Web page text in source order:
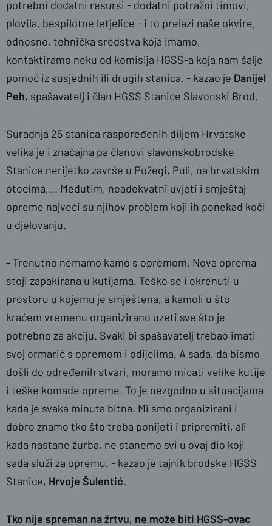
potrebni dodatni resursi - dodatni potražni timovi,
plovila, bespilotne letjelice - i to prelazi naše okvire,
odnosno, tehnička sredstva koja imamo,
kontaktiramo neku od komisija HGSS-a koja nam šalje
pomoć iz susjednih ili drugih stanica. - kazao je Danijel
Peh, spašavatelj i član HGSS Stanice Slavonski Brod.
Suradnja 25 stanica raspoređenih diljem Hrvatske
velika je i značajna pa članovi slavonskobrodske
Stanice nerijetko završe u Požegi, Puli, na hrvatskim
otocima,... Međutim, neadekvatni uvjeti i smještaj
opreme najveći su njihov problem koji ih ponekad koči
u djelovanju.
- Trenutno nemamo kamo s opremom. Nova oprema
stoji zapakirana u kutijama. Teško se i okrenuti u
prostoru u kojemu je smještena, a kamoli u što
kraćem vremenu organizirano uzeti sve što je
potrebno za akciju. Svaki bi spašavatelj trebao imati
svoj ormarić s opremom i odijelima. A sada, da bismo
došli do određenih stvari, moramo micati velike kutije
i teške komade opreme. To je nezgodno u situacijama
kada je svaka minuta bitna. Mi smo organizirani i
dobro znamo tko što treba ponijeti i pripremiti, ali
kada nastane žurba, ne stanemo svi u ovaj dio koji
sada služi za opremu. - kazao je tajnik brodske HGSS
Stanice, Hrvoje Šulentić.
Tko nije spreman na žrtvu, ne može biti HGSS-ovac